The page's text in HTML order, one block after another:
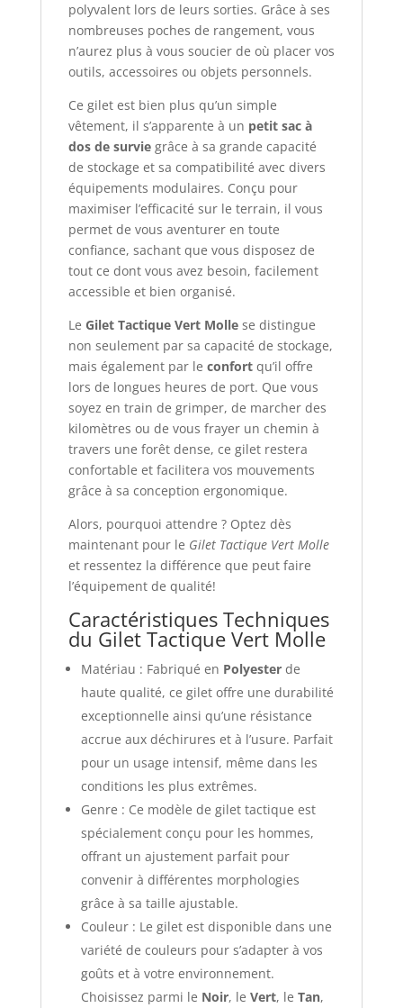
polyvalent lors de leurs sorties. Grâce à ses
nombreuses poches de rangement, vous
n’aurez plus à vous soucier de où placer vos
outils, accessoires ou objets personnels.
Ce gilet est bien plus qu’un simple
vêtement, il s’apparente à un petit sac à
dos de surviegrâce à sa grande capacité
de stockage et sa compatibilité avec divers
équipements modulaires. Conçu pour
maximiser l’efficacité sur le terrain, il vous
permet de vous aventurer en toute
confiance, sachant que vous disposez de
tout ce dont vous avez besoin, facilement
accessible et bien organisé.
Le Gilet Tactique Vert Mollese distingue
non seulement par sa capacité de stockage,
mais également par le confortqu’il offre
lors de longues heures de port. Que vous
soyez en train de grimper, de marcher des
kilomètres ou de vous frayer un chemin à
travers une forêt dense, ce gilet restera
confortable et facilitera vos mouvements
grâce à sa conception ergonomique.
Alors, pourquoi attendre ? Optez dès
maintenant pour le Gilet Tactique Vert Molle
et ressentez la différence que peut faire
l’équipement de qualité!
Caractéristiques Techniques
du Gilet Tactique Vert Molle
Matériau : Fabriqué en Polyesterde
haute qualité, ce gilet offre une durabilité
exceptionnelle ainsi qu’une résistance
accrue aux déchirures et à l’usure. Parfait
pour un usage intensif, même dans les
conditions les plus extrêmes.
Genre : Ce modèle de gilet tactique est
spécialement conçu pour les hommes,
offrant un ajustement parfait pour
convenir à différentes morphologies
grâce à sa taille ajustable.
Couleur : Le gilet est disponible dans une
variété de couleurs pour s’adapter à vos
goûts et à votre environnement.
Choisissez parmi le Noir, le Vert, le Tan,